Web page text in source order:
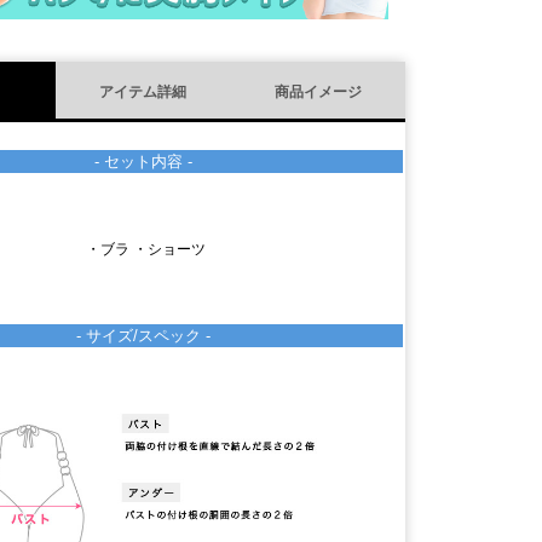
アイテム詳細 商品イメージ
- セット内容 -
・ブラ ・ショーツ
- サイズ/スペック -